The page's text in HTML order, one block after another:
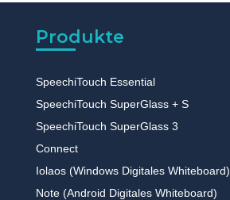
Produkte
SpeechiTouch Essential
SpeechiTouch SuperGlass + S
SpeechiTouch SuperGlass 3
Connect
Iolaos (Windows Digitales Whiteboard)
Note (Android Digitales Whiteboard)